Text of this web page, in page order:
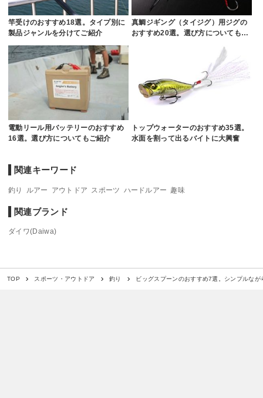
竿受けのおすすめ18選。タイプ別に
製品ジャンルを分けてご紹介
真鯛ジギング（タイジグ）用ジグの
おすすめ20選。選び方についても…
電動リール用バッテリーのおすすめ
16選。選び方についてもご紹介
トップウォーターのおすすめ35選。
水面を割って出るバイトに大興奮
関連キーワード
釣り ルアー アウトドア スポーツ ハードルアー 趣味
関連ブランド
ダイワ(Daiwa)
TOP スポーツ・アウトドア 釣り ビッグスプーンのおすすめ7選。シンプルな